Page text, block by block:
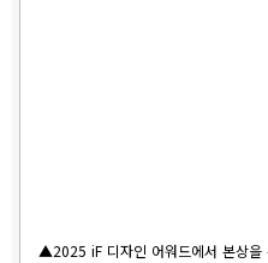
▲2025 iF 디자인 어워드에서 본상을